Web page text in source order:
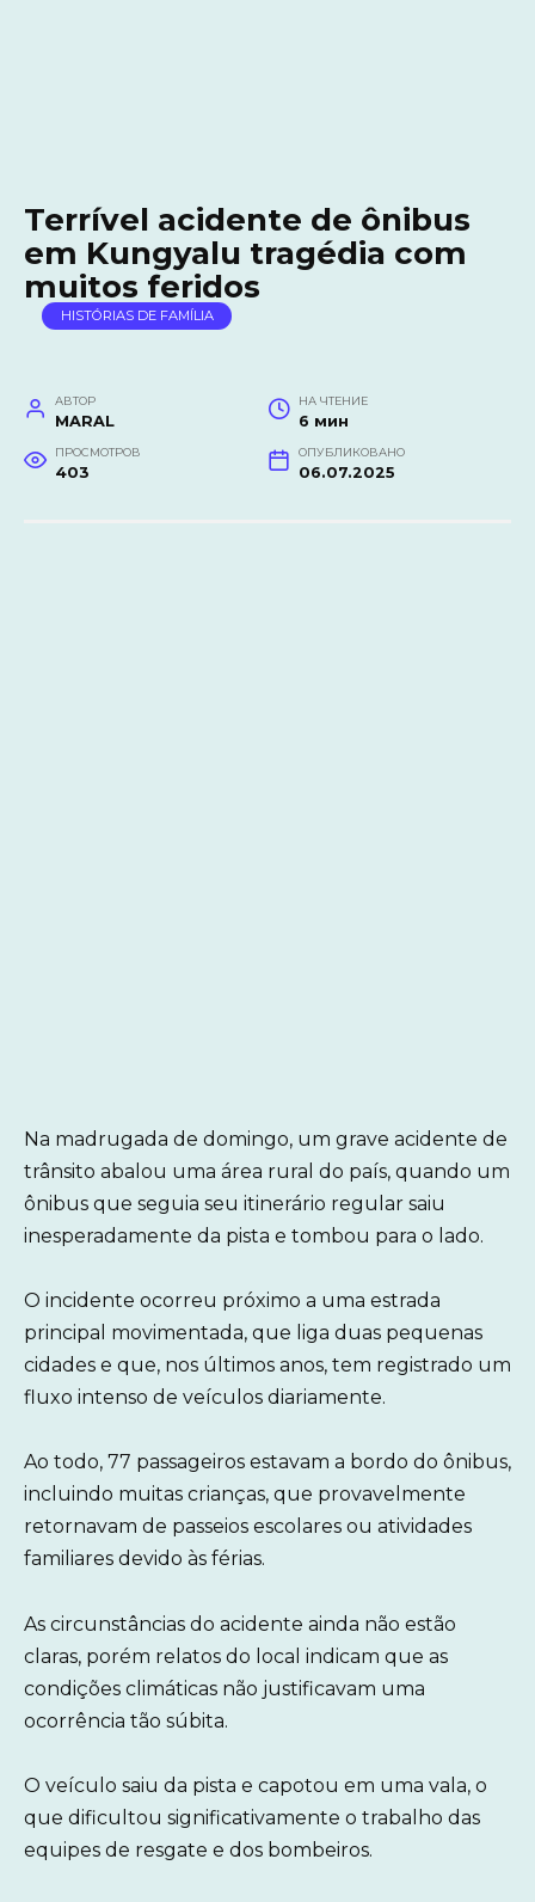
Terrível acidente de ônibus
em Kungyalu tragédia com
muitos feridos
HISTÓRIAS DE FAMÍLIA
АВТОР
MARAL
НА ЧТЕНИЕ
6 мин
ПРОСМОТРОВ
403
ОПУБЛИКОВАНО
06.07.2025
Na madrugada de domingo, um grave acidente de
trânsito abalou uma área rural do país, quando um
ônibus que seguia seu itinerário regular saiu
inesperadamente da pista e tombou para o lado.
O incidente ocorreu próximo a uma estrada
principal movimentada, que liga duas pequenas
cidades e que, nos últimos anos, tem registrado um
fluxo intenso de veículos diariamente.
Ao todo, 77 passageiros estavam a bordo do ônibus,
incluindo muitas crianças, que provavelmente
retornavam de passeios escolares ou atividades
familiares devido às férias.
As circunstâncias do acidente ainda não estão
claras, porém relatos do local indicam que as
condições climáticas não justificavam uma
ocorrência tão súbita.
O veículo saiu da pista e capotou em uma vala, o
que dificultou significativamente o trabalho das
equipes de resgate e dos bombeiros.